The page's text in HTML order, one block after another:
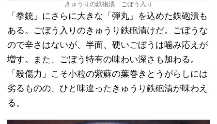
きゅうりの鉄砲漬 ごぼう入り
「拳銃」にさらに大きな「弾丸」を込めた鉄砲漬も
ある。ごぼう入りのきゅうり鉄砲漬けだ。ごぼうな
ので辛さはないが、半面、硬いごぼうは噛み応えが
増す。また、ごぼう特有の味わい深さも加わる。
「殺傷力」こそ小粒の紫蘇の葉巻きとうがらしには
劣るものの、ひと味違ったきゅうり鉄砲漬が味わえ
る。